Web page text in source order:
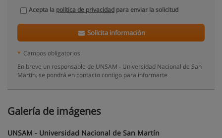
Acepta la política de privacidad para enviar la solicitud
Solicita información
* Campos obligatorios
En breve un responsable de UNSAM - Universidad Nacional de San
Martín, se pondrá en contacto contigo para informarte
Galería de imágenes
UNSAM - Universidad Nacional de San Martín